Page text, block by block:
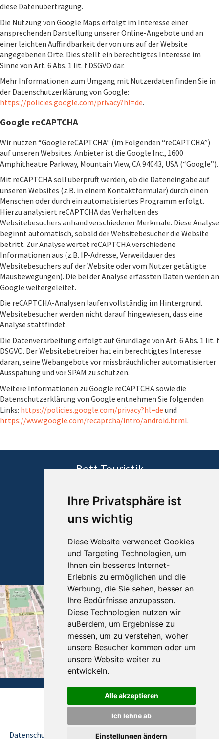
Ihre Privatsphäre ist
uns wichtig
Diese Website verwendet Cookies
und Targeting Technologien, um
Ihnen ein besseres Internet-
Erlebnis zu ermöglichen und die
Werbung, die Sie sehen, besser an
Ihre Bedürfnisse anzupassen.
Diese Technologien nutzen wir
außerdem, um Ergebnisse zu
messen, um zu verstehen, woher
unsere Besucher kommen oder um
unsere Website weiter zu
entwickeln.
Alle akzeptieren
Ich lehne ab
Einstellungen ändern
diese Datenübertragung.
Die Nutzung von Google Maps erfolgt im Interesse einer
ansprechenden Darstellung unserer Online-Angebote und an
einer leichten Auffindbarkeit der von uns auf der Website
angegebenen Orte. Dies stellt ein berechtigtes Interesse im
Sinne von Art. 6 Abs. 1 lit. f DSGVO dar.
Mehr Informationen zum Umgang mit Nutzerdaten finden Sie in
der Datenschutzerklärung von Google:
https://policies.google.com/privacy?hl=de.
Google reCAPTCHA
Wir nutzen “Google reCAPTCHA” (im Folgenden “reCAPTCHA”)
auf unseren Websites. Anbieter ist die Google Inc., 1600
Amphitheatre Parkway, Mountain View, CA 94043, USA (“Google”).
Mit reCAPTCHA soll überprüft werden, ob die Dateneingabe auf
unseren Websites (z.B. in einem Kontaktformular) durch einen
Menschen oder durch ein automatisiertes Programm erfolgt.
Hierzu analysiert reCAPTCHA das Verhalten des
Websitebesuchers anhand verschiedener Merkmale. Diese Analyse
beginnt automatisch, sobald der Websitebesucher die Website
betritt. Zur Analyse wertet reCAPTCHA verschiedene
Informationen aus (z.B. IP-Adresse, Verweildauer des
Websitebesuchers auf der Website oder vom Nutzer getätigte
Mausbewegungen). Die bei der Analyse erfassten Daten werden an
Google weitergeleitet.
Die reCAPTCHA-Analysen laufen vollständig im Hintergrund.
Websitebesucher werden nicht darauf hingewiesen, dass eine
Analyse stattfindet.
Die Datenverarbeitung erfolgt auf Grundlage von Art. 6 Abs. 1 lit. f
DSGVO. Der Websitebetreiber hat ein berechtigtes Interesse
daran, seine Webangebote vor missbräuchlicher automatisierter
Ausspähung und vor SPAM zu schützen.
Weitere Informationen zu Google reCAPTCHA sowie die
Datenschutzerklärung von Google entnehmen Sie folgenden
Links: https://policies.google.com/privacy?hl=de und
https://www.google.com/recaptcha/intro/android.html.
Bott Touristik
Adolfstraße 45
60528 Frankfurt/Main
Telefon: +49 69 67 67 51
Telefax: +49 69 670 17 46
info
bott-touristik.de
www.bott-touristik.de
© 2026 Bott Touristik
vistabus.de
Datenschutz Impressum Reisebedingungen